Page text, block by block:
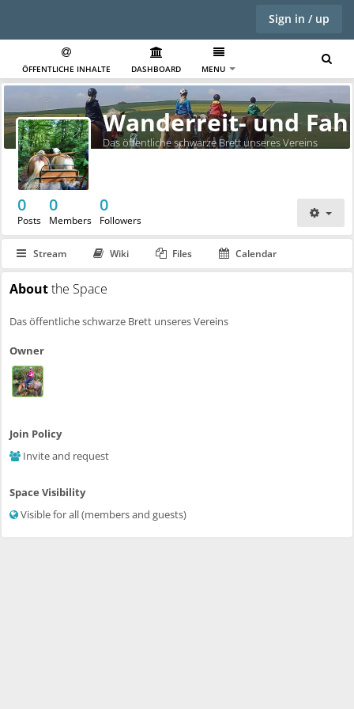
Sign in / up
ÖFFENTLICHE INHALTE DASHBOARD MENU
Wanderreit- und
Das öffentliche schwarze Brett unseres Vereins
0
Posts
0
Members
0
Followers
Stream Wiki Files Calendar
Aboutthe Space
Das öffentliche schwarze Brett unseres Vereins
Owner
Join Policy
Invite and request
Space Visibility
Visible for all (members and guests)